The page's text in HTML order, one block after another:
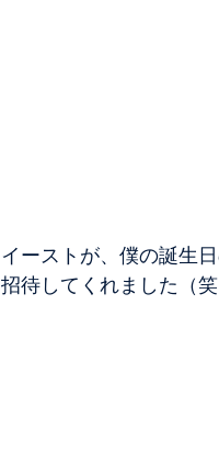
イーストが、僕の誕生
招待してくれました（笑